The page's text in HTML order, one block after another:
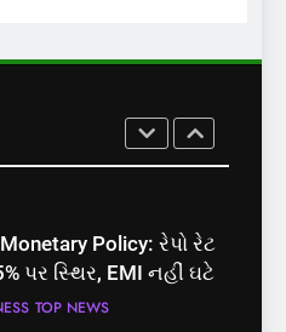
પરથી પવન પાંડેને 2027
ઉમેદવાર
Policy: રેપો રેટ
પર સ્થિર, EMI નહીં ઘટે
TOP NEWS